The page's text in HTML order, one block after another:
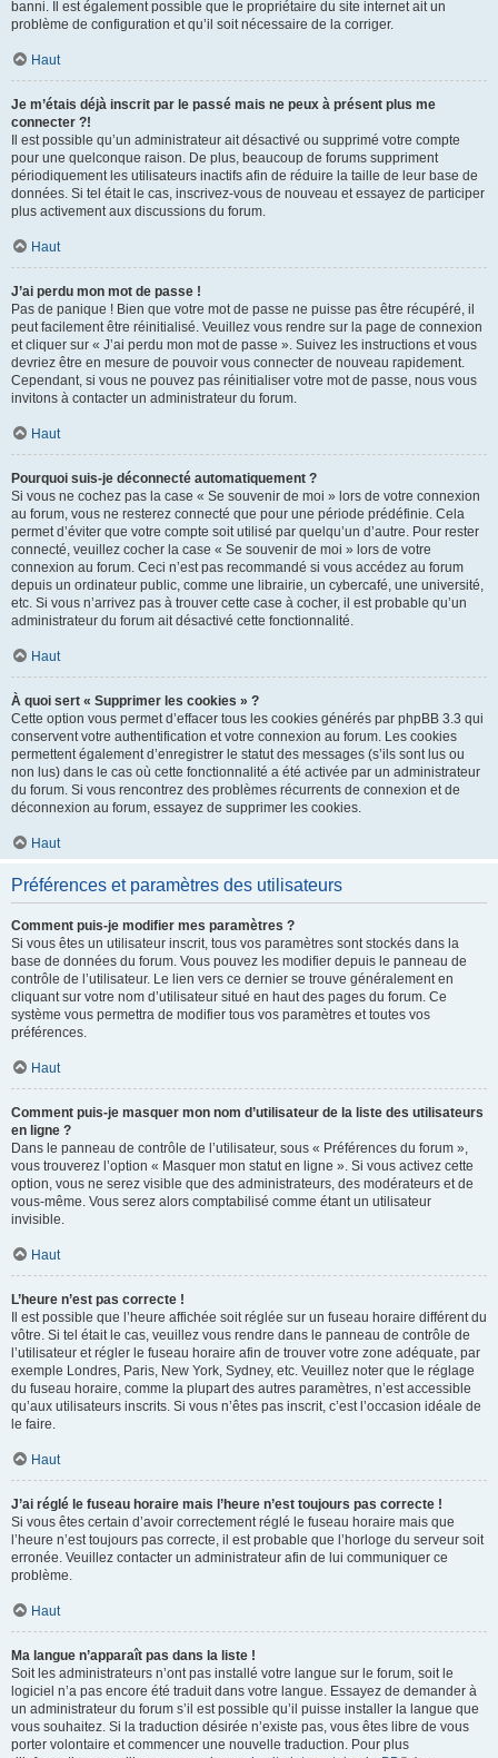
banni. Il est également possible que le propriétaire du site internet ait un
problème de configuration et qu’il soit nécessaire de la corriger.
Haut
Je m’étais déjà inscrit par le passé mais ne peux à présent plus me
connecter ?!
Il est possible qu’un administrateur ait désactivé ou supprimé votre compte
pour une quelconque raison. De plus, beaucoup de forums suppriment
périodiquement les utilisateurs inactifs afin de réduire la taille de leur base de
données. Si tel était le cas, inscrivez-vous de nouveau et essayez de participer
plus activement aux discussions du forum.
Haut
J’ai perdu mon mot de passe !
Pas de panique ! Bien que votre mot de passe ne puisse pas être récupéré, il
peut facilement être réinitialisé. Veuillez vous rendre sur la page de connexion
et cliquer sur « J’ai perdu mon mot de passe ». Suivez les instructions et vous
devriez être en mesure de pouvoir vous connecter de nouveau rapidement.
Cependant, si vous ne pouvez pas réinitialiser votre mot de passe, nous vous
invitons à contacter un administrateur du forum.
Haut
Pourquoi suis-je déconnecté automatiquement ?
Si vous ne cochez pas la case « Se souvenir de moi » lors de votre connexion
au forum, vous ne resterez connecté que pour une période prédéfinie. Cela
permet d’éviter que votre compte soit utilisé par quelqu’un d’autre. Pour rester
connecté, veuillez cocher la case « Se souvenir de moi » lors de votre
connexion au forum. Ceci n’est pas recommandé si vous accédez au forum
depuis un ordinateur public, comme une librairie, un cybercafé, une université,
etc. Si vous n’arrivez pas à trouver cette case à cocher, il est probable qu’un
administrateur du forum ait désactivé cette fonctionnalité.
Haut
À quoi sert « Supprimer les cookies » ?
Cette option vous permet d’effacer tous les cookies générés par phpBB 3.3 qui
conservent votre authentification et votre connexion au forum. Les cookies
permettent également d’enregistrer le statut des messages (s’ils sont lus ou
non lus) dans le cas où cette fonctionnalité a été activée par un administrateur
du forum. Si vous rencontrez des problèmes récurrents de connexion et de
déconnexion au forum, essayez de supprimer les cookies.
Haut
Préférences et paramètres des utilisateurs
Comment puis-je modifier mes paramètres ?
Si vous êtes un utilisateur inscrit, tous vos paramètres sont stockés dans la
base de données du forum. Vous pouvez les modifier depuis le panneau de
contrôle de l’utilisateur. Le lien vers ce dernier se trouve généralement en
cliquant sur votre nom d’utilisateur situé en haut des pages du forum. Ce
système vous permettra de modifier tous vos paramètres et toutes vos
préférences.
Haut
Comment puis-je masquer mon nom d’utilisateur de la liste des utilisateurs
en ligne ?
Dans le panneau de contrôle de l’utilisateur, sous « Préférences du forum »,
vous trouverez l’option « Masquer mon statut en ligne ». Si vous activez cette
option, vous ne serez visible que des administrateurs, des modérateurs et de
vous-même. Vous serez alors comptabilisé comme étant un utilisateur
invisible.
Haut
L’heure n’est pas correcte !
Il est possible que l’heure affichée soit réglée sur un fuseau horaire différent du
vôtre. Si tel était le cas, veuillez vous rendre dans le panneau de contrôle de
l’utilisateur et régler le fuseau horaire afin de trouver votre zone adéquate, par
exemple Londres, Paris, New York, Sydney, etc. Veuillez noter que le réglage
du fuseau horaire, comme la plupart des autres paramètres, n’est accessible
qu’aux utilisateurs inscrits. Si vous n’êtes pas inscrit, c’est l’occasion idéale de
le faire.
Haut
J’ai réglé le fuseau horaire mais l’heure n’est toujours pas correcte !
Si vous êtes certain d’avoir correctement réglé le fuseau horaire mais que
l’heure n’est toujours pas correcte, il est probable que l’horloge du serveur soit
erronée. Veuillez contacter un administrateur afin de lui communiquer ce
problème.
Haut
Ma langue n’apparaît pas dans la liste !
Soit les administrateurs n’ont pas installé votre langue sur le forum, soit le
logiciel n’a pas encore été traduit dans votre langue. Essayez de demander à
un administrateur du forum s’il est possible qu’il puisse installer la langue que
vous souhaitez. Si la traduction désirée n’existe pas, vous êtes libre de vous
porter volontaire et commencer une nouvelle traduction. Pour plus